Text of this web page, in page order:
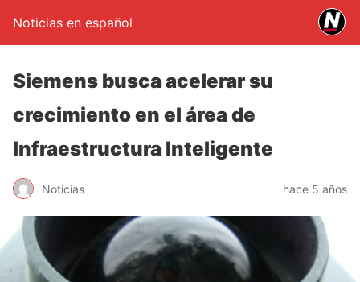
Noticias en español
Siemens busca acelerar su
crecimiento en el área de
Infraestructura Inteligente
Noticias hace 5 años